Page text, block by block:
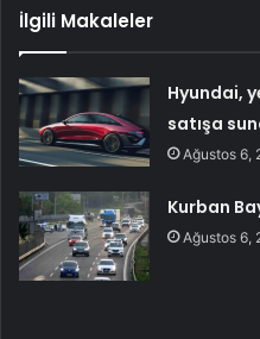
İlgili Makaleler
Hyundai,
satışa
Ağustos 6,
Kurban
Ağustos 6,